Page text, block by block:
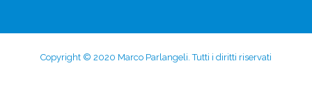
Copyright © 2020 Marco Parlangeli. Tutti i diritti riservati